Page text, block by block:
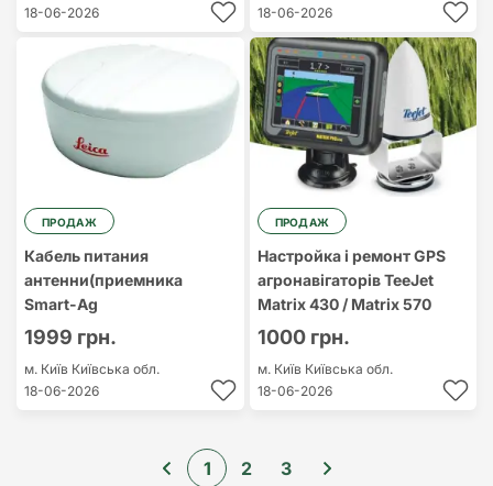
18-06-2026
18-06-2026
ПРОДАЖ
Кабель питания
антенни(приемника
Smart-Ag
1999 грн.
м. Київ Київська обл.
18-06-2026
ПРОДАЖ
Настройка і ремонт GPS
агронавігаторів TeeJet
Matrix 430 / Matrix 570
1000 грн.
м. Київ Київська обл.
18-06-2026
1 2 3